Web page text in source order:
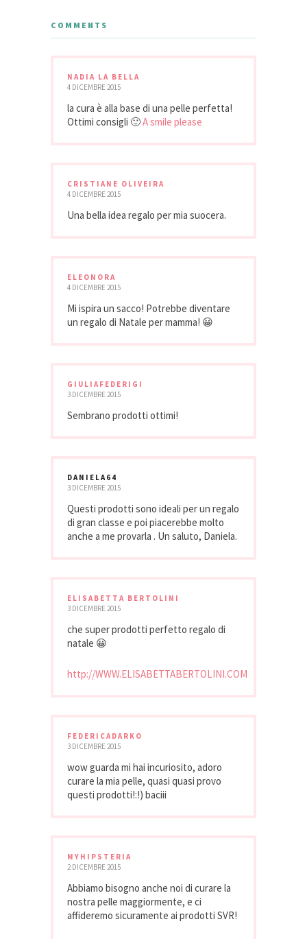
COMMENTS
NADIA LA BELLA
4 DICEMBRE 2015
la cura è alla base di una pelle perfetta!
Ottimi consigli 🙂A smile please
CRISTIANE OLIVEIRA
4 DICEMBRE 2015
Una bella idea regalo per mia suocera.
ELEONORA
4 DICEMBRE 2015
Mi ispira un sacco! Potrebbe diventare
un regalo di Natale per mamma! 😀
GIULIAFEDERIGI
3 DICEMBRE 2015
Sembrano prodotti ottimi!
DANIELA64
3 DICEMBRE 2015
Questi prodotti sono ideali per un regalo
di gran classe e poi piacerebbe molto
anche a me provarla . Un saluto, Daniela.
ELISABETTA BERTOLINI
3 DICEMBRE 2015
che super prodotti perfetto regalo di
natale 😀
http://WWW.ELISABETTABERTOLINI.COM
FEDERICADARKO
3 DICEMBRE 2015
wow guarda mi hai incuriosito, adoro
curare la mia pelle, quasi quasi provo
questi prodotti!:!) baciii
MYHIPSTERIA
2 DICEMBRE 2015
Abbiamo bisogno anche noi di curare la
nostra pelle maggiormente, e ci
affideremo sicuramente ai prodotti SVR!